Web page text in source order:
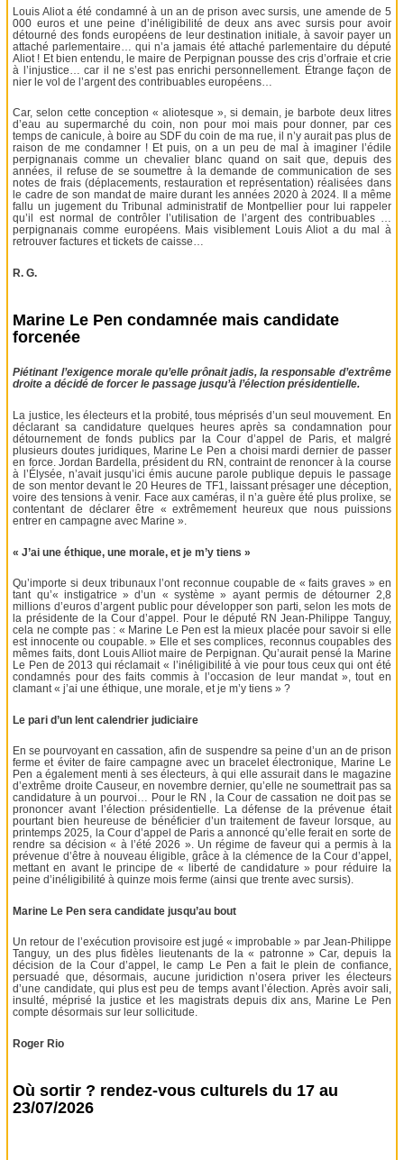
Louis Aliot a été condamné à un an de prison avec sursis, une amende de 5
000 euros et une peine d’inéligibilité de deux ans avec sursis pour avoir
détourné des fonds européens de leur destination initiale, à savoir payer un
attaché parlementaire… qui n’a jamais été attaché parlementaire du député
Aliot ! Et bien entendu, le maire de Perpignan pousse des cris d’orfraie et crie
à l’injustice… car il ne s’est pas enrichi personnellement. Étrange façon de
nier le vol de l’argent des contribuables européens…
Car, selon cette conception « aliotesque », si demain, je barbote deux litres
d’eau au supermarché du coin, non pour moi mais pour donner, par ces
temps de canicule, à boire au SDF du coin de ma rue, il n’y aurait pas plus de
raison de me condamner ! Et puis, on a un peu de mal à imaginer l’édile
perpignanais comme un chevalier blanc quand on sait que, depuis des
années, il refuse de se soumettre à la demande de communication de ses
notes de frais (déplacements, restauration et représentation) réalisées dans
le cadre de son mandat de maire durant les années 2020 à 2024. Il a même
fallu un jugement du Tribunal administratif de Montpellier pour lui rappeler
qu’il est normal de contrôler l’utilisation de l’argent des contribuables …
perpignanais comme européens. Mais visiblement Louis Aliot a du mal à
retrouver factures et tickets de caisse…
R. G.
Marine Le Pen condamnée mais candidate
forcenée
Piétinant l’exigence morale qu’elle prônait jadis, la responsable d’extrême
droite a décidé de forcer le passage jusqu’à l’élection présidentielle.
La justice, les électeurs et la probité, tous méprisés d’un seul mouvement. En
déclarant sa candidature quelques heures après sa condamnation pour
détournement de fonds publics par la Cour d’appel de Paris, et malgré
plusieurs doutes juridiques, Marine Le Pen a choisi mardi dernier de passer
en force. Jordan Bardella, président du RN, contraint de renoncer à la course
à l’Élysée, n’avait jusqu’ici émis aucune parole publique depuis le passage
de son mentor devant le 20 Heures de TF1, laissant présager une déception,
voire des tensions à venir. Face aux caméras, il n’a guère été plus prolixe, se
contentant de déclarer être « extrêmement heureux que nous puissions
entrer en campagne avec Marine ».
« J’ai une éthique, une morale, et je m’y tiens »
Qu’importe si deux tribunaux l’ont reconnue coupable de « faits graves » en
tant qu’« instigatrice » d’un « système » ayant permis de détourner 2,8
millions d’euros d’argent public pour développer son parti, selon les mots de
la présidente de la Cour d’appel. Pour le député RN Jean-Philippe Tanguy,
cela ne compte pas : « Marine Le Pen est la mieux placée pour savoir si elle
est innocente ou coupable. » Elle et ses complices, reconnus coupables des
mêmes faits, dont Louis Alliot maire de Perpignan. Qu’aurait pensé la Marine
Le Pen de 2013 qui réclamait « l’inéligibilité à vie pour tous ceux qui ont été
condamnés pour des faits commis à l’occasion de leur mandat », tout en
clamant « j’ai une éthique, une morale, et je m’y tiens » ?
Le pari d’un lent calendrier judiciaire
En se pourvoyant en cassation, afin de suspendre sa peine d’un an de prison
ferme et éviter de faire campagne avec un bracelet électronique, Marine Le
Pen a également menti à ses électeurs, à qui elle assurait dans le magazine
d’extrême droite Causeur, en novembre dernier, qu’elle ne soumettrait pas sa
candidature à un pourvoi… Pour le RN , la Cour de cassation ne doit pas se
prononcer avant l’élection présidentielle. La défense de la prévenue était
pourtant bien heureuse de bénéficier d’un traitement de faveur lorsque, au
printemps 2025, la Cour d’appel de Paris a annoncé qu’elle ferait en sorte de
rendre sa décision « à l’été 2026 ». Un régime de faveur qui a permis à la
prévenue d’être à nouveau éligible, grâce à la clémence de la Cour d’appel,
mettant en avant le principe de « liberté de candidature » pour réduire la
peine d’inéligibilité à quinze mois ferme (ainsi que trente avec sursis).
Marine Le Pen sera candidate jusqu’au bout
Un retour de l’exécution provisoire est jugé « improbable » par Jean-Philippe
Tanguy, un des plus fidèles lieutenants de la « patronne » Car, depuis la
décision de la Cour d’appel, le camp Le Pen a fait le plein de confiance,
persuadé que, désormais, aucune juridiction n’osera priver les électeurs
d’une candidate, qui plus est peu de temps avant l’élection. Après avoir sali,
insulté, méprisé la justice et les magistrats depuis dix ans, Marine Le Pen
compte désormais sur leur sollicitude.
Roger Rio
Où sortir ? rendez-vous culturels du 17 au
23/07/2026